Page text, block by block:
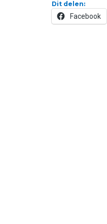
Dit delen:
Facebook